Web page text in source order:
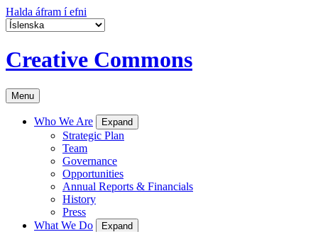
Halda áfram í efni
Creative Commons
Menu
Who We Are Expand
Strategic Plan
Team
Governance
Opportunities
Annual Reports & Financials
History
Press
What We Do
Expand